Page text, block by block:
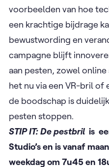
voorbeelden van hoe
een krachtige bijdrage
bewustwording en
campagne blijft
aan pesten, zowel
het nu via een VR-bril of
de boodschap is
pesten stoppen.
STIP IT: De pestbril is
Studio’s en is vanaf
weekdag om 7u45 en